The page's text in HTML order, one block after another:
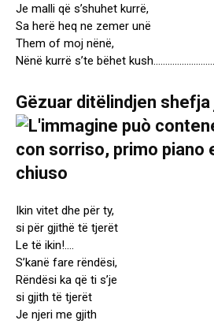
Je malli që s’shuhet kurrë,
Sa herë heq ne zemer unë
Them of moj nënë,
Nënë kurrë s’te bëhet
Gëzuar ditëlindjen
Ikin vitet dhe për ty,
si për gjithë të tjerët
Le të ikin!….
S’kanë fare rëndësi,
Rëndësi ka që ti s’je
si gjith të tjerët
Je njeri me gjith